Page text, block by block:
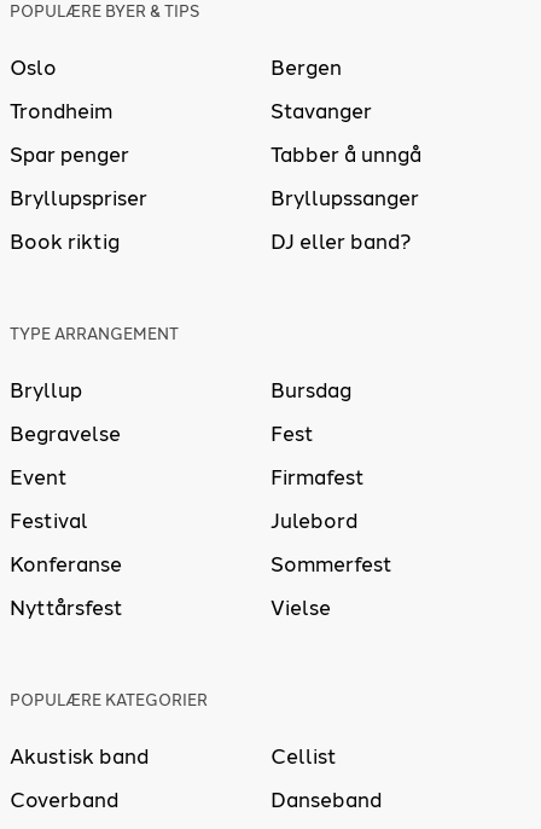
POPULÆRE BYER & TIPS
Oslo
Bergen
Trondheim
Stavanger
Spar penger
Tabber å unngå
Bryllupspriser
Bryllupssanger
Book riktig
DJ eller band?
TYPE ARRANGEMENT
Bryllup
Bursdag
Begravelse
Fest
Event
Firmafest
Festival
Julebord
Konferanse
Sommerfest
Nyttårsfest
Vielse
POPULÆRE KATEGORIER
Akustisk band
Cellist
Coverband
Danseband